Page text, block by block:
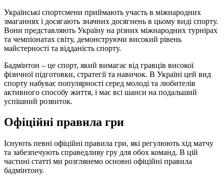
Українські спортсмени приймають участь в міжнародних
змаганнях і досягають значних досягнень в цьому виді спорту.
Вони представляють Україну на різних міжнародних турнірах
та чемпіонатах світу, демонструючи високий рівень
майстерності та відданість спорту.
Бадмінтон – це спорт, який вимагає від гравців високої
фізичної підготовки, стратегії та навичок. В Україні цей вид
спорту набуває популярності серед молоді та любителів
активного способу життя, і має всі шанси на подальший
успішний розвиток.
Офіційні правила гри
Існують певні офіційні правила гри, які регулюють хід матчу
та забезпечують справедливу гру для обох команд. В цій
частині статті ми розглянемо основні офіційні правила
бадмінтону.